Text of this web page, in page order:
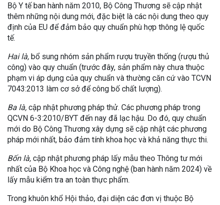
Bộ Y tế ban hành năm 2010, Bộ Công Thương sẽ cập nhật
thêm những nội dung mới, đặc biệt là các nội dung theo quy
định của EU để đảm bảo quy chuẩn phù hợp thông lệ quốc
tế.
Hai là, bổ sung nhóm sản phẩm rượu truyền thống (rượu thủ
công) vào quy chuẩn (trước đây, sản phẩm này chưa thuộc
phạm vi áp dụng của quy chuẩn và thường căn cứ vào TCVN
7043:2013 làm cơ sở để công bố chất lượng).
Ba là, cập nhật phương pháp thử. Các phương pháp trong
QCVN 6-3:2010/BYT đến nay đã lạc hậu. Do đó, quy chuẩn
mới do Bộ Công Thương xây dựng sẽ cập nhật các phương
pháp mới nhất, bảo đảm tính khoa học và khả năng thực thi.
Bốn là, cập nhật phương pháp lấy mẫu theo Thông tư mới
nhất của Bộ Khoa học và Công nghệ (ban hành năm 2024) về
lấy mẫu kiểm tra an toàn thực phẩm.
Trong khuôn khổ Hội thảo, đại diện các đơn vị thuộc Bộ